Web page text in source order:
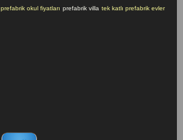
prefabrik okul fiyatları prefabrik villa tek katlı prefabrik evler